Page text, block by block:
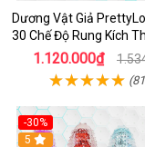
Dương Vật Giả
30 Chế Độ Rung Kích
Biến Âm
1.120.000₫
-30%
Hot
5